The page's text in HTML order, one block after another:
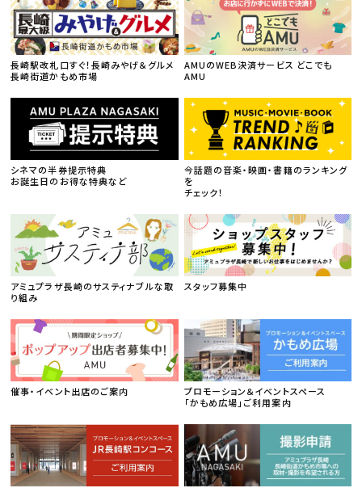
長崎駅改札口すぐ！長崎みやげ＆グルメ
長崎街道かもめ市場
AMUのWEB決済サービス どこでも
AMU
シネマの半券提示特典
お誕生日のお得な特典など
今話題の音楽・映画・書籍のランキング
を
チェック！
アミュプラザ長崎のサスティナブルな取
り組み
スタッフ募集中
催事・イベント出店のご案内
プロモーション＆イベントスペース
「かもめ広場」ご利用案内